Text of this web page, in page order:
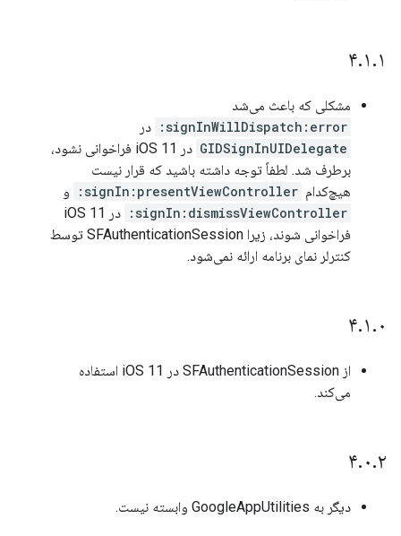
۴.۱.۱
مشکلی که باعث می‌شد
signInWillDispatch:error:
در
GIDSignInUIDelegate
در iOS 11 فراخوانی نشود،
برطرف شد. لطفاً توجه داشته باشید که قرار نیست
هیچ‌کدام signIn:presentViewController:
و
signIn:dismissViewController:
در iOS 11
فراخوانی شوند، زیرا SFAuthenticationSession توسط
کنترلر نمای برنامه ارائه نمی‌شود.
۴.۱.۰
از SFAuthenticationSession در iOS 11 استفاده
می‌کند.
۴.۰.۲
دیگر به GoogleAppUtilities وابسته نیست.